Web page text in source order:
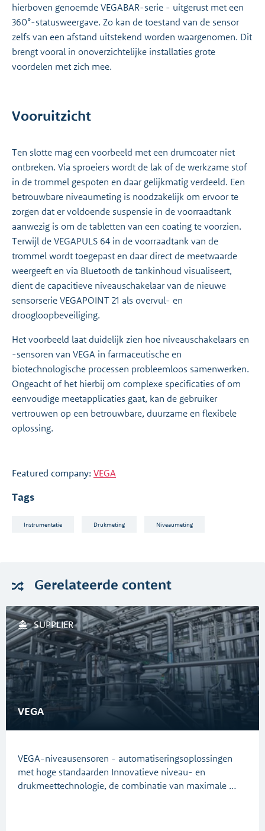
hierboven genoemde VEGABAR-serie - uitgerust met een
360°-statusweergave. Zo kan de toestand van de sensor
zelfs van een afstand uitstekend worden waargenomen. Dit
brengt vooral in onoverzichtelijke installaties grote
voordelen met zich mee.
Vooruitzicht
Ten slotte mag een voorbeeld met een drumcoater niet
ontbreken. Via sproeiers wordt de lak of de werkzame stof
in de trommel gespoten en daar gelijkmatig verdeeld. Een
betrouwbare niveaumeting is noodzakelijk om ervoor te
zorgen dat er voldoende suspensie in de voorraadtank
aanwezig is om de tabletten van een coating te voorzien.
Terwijl de VEGAPULS 64 in de voorraadtank van de
trommel wordt toegepast en daar direct de meetwaarde
weergeeft en via Bluetooth de tankinhoud visualiseert,
dient de capacitieve niveauschakelaar van de nieuwe
sensorserie VEGAPOINT 21 als overvul- en
droogloopbeveiliging.
Het voorbeeld laat duidelijk zien hoe niveauschakelaars en
-sensoren van VEGA in farmaceutische en
biotechnologische processen probleemloos samenwerken.
Ongeacht of het hierbij om complexe specificaties of om
eenvoudige meetapplicaties gaat, kan de gebruiker
vertrouwen op een betrouwbare, duurzame en flexibele
oplossing.
Featured company: VEGA
Tags
Instrumentatie Drukmeting Niveaumeting
Gerelateerde content
SUPPLIER
VEGA
VEGA-niveausensoren - automatiseringsoplossingen
met hoge standaarden Innovatieve niveau- en
drukmeettechnologie, de combinatie van maximale …